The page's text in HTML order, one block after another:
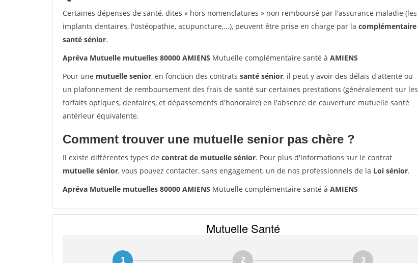
Certaines dépenses de santé, dites « hors nomenclatures » non remboursé par l'assurance maladie (les
implants dentaires, l'ostéopathie, acupuncture,...), peuvent être prise en charge par la complémentaire
santé sénior.
Apréva Mutuelle mutuelles 80000 AMIENS Mutuelle complémentaire santé à AMIENS
Pour une mutuelle senior, en fonction des contrats santé sénior, il peut y avoir des délais d'attente ou
un plafonnement de remboursement des frais de santé sur certaines prestations (généralement sur les
forfaits optiques, dentaires, et dépassements d'honoraire) en l'absence de couverture mutuelle santé
antérieur équivalente.
Comment trouver une mutuelle senior pas chère ?
Il existe différentes types de contrat de mutuelle sénior. Pour plus d'informations sur le contrat
mutuelle sénior, vous pouvez contacter, sans engagement, un de nos professionnels de la Loi sénior.
Apréva Mutuelle mutuelles 80000 AMIENS Mutuelle complémentaire santé à AMIENS